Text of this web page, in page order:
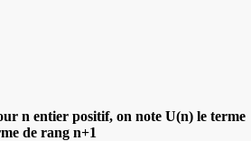
n entier positif, on note U(n) le terme
de rang n+1